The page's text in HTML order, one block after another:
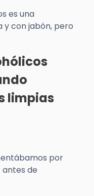
es una
y con jabón, pero
limpias
por
de